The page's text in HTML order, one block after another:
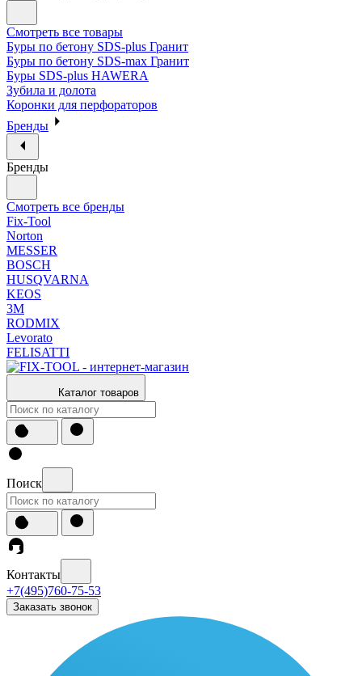
Смотреть все товары
Буры по бетону SDS-plus Гранит
Буры по бетону SDS-max Гранит
Буры SDS-plus HAWERA
Зубила и долота
Коронки для перфораторов
Бренды
Бренды
Смотреть все бренды
Fix-Tool
Norton
MESSER
BOSCH
HUSQVARNA
KEOS
3М
RODMIX
Levorato
FELISATTI
Каталог товаров
Поиск
Контакты
+7(495)760-75-53
Заказать звонок